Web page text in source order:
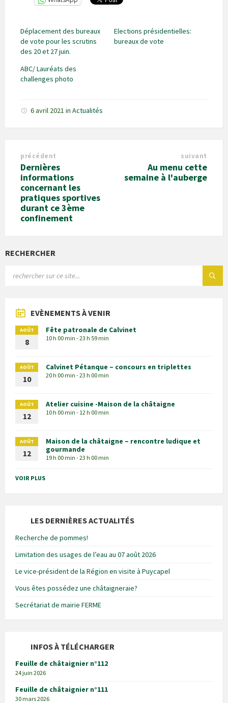
Déplacement des bureaux
de vote pour les scrutins
des 20 et 27 juin.
Elections présidentielles:
bureaux de vote
ABC/ Lauréats des
challenges photo
6 avril 2021 in Actualités
précédent
Dernières
informations
concernant les
pratiques sportives
durant ce 3ème
confinement
suivant
Au menu cette
semaine à l'auberge
RECHERCHER
EVÈNEMENTS À VENIR
AOÛT
8
Fête patronale de Calvinet
10 h 00 min - 23 h 59 min
AOÛT
10
Calvinet Pétanque – concours en triplettes
20 h 00 min - 23 h 00 min
AOÛT
12
Atelier cuisine -Maison de la châtaigne
10 h 00 min - 12 h 00 min
AOÛT
12
Maison de la châtaigne – rencontre ludique et
gourmande
19 h 00 min - 23 h 00 min
VOIR PLUS
LES DERNIÈRES ACTUALITÉS
Recherche de pommes!
Limitation des usages de l’eau au 07 août 2026
Le vice-président de la Région en visite à Puycapel
Vous êtes possédez une châtaigneraie?
Secrétariat de mairie FERME
INFOS À TÉLÉCHARGER
Feuille de châtaignier n°112
24 juin 2026
Feuille de châtaignier n°111
30 mars 2026